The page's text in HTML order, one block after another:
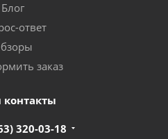
Блог
ответ
заказ
320-03-18